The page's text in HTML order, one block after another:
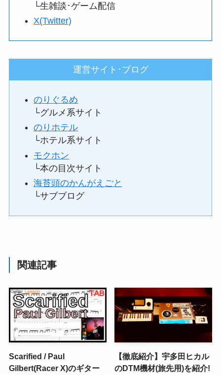
└生雑談･ゲーム配信
X(Twitter)
運営サイト･ブログ
のりぐるめ
└グルメ系サイト
のりホテル
└ホテル系サイト
モクホン
└本の目次サイト
海苔頭のかんがえごと
└サブブログ
関連記事
Scarified / Paul
Gilbert(Racer X)のギター
【徹底紹介】宇多田ヒカル
のDTM機材(旅先用)を紹介!